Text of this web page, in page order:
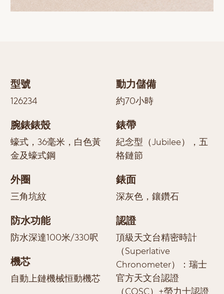
型號
126234
腕錶錶殼
蠔式，36毫米，白色黃
金及蠔式鋼
外圈
三角坑紋
防水功能
防水深達100米/330呎
機芯
自動上鏈機械恒動機芯
動力儲備
約70小時
錶帶
紀念型（Jubilee），五
格鏈節
錶面
深灰色，鑲鑽石
認證
頂級天文台精密時計
（Superlative
Chronometer）：瑞士
官方天文台認證
（COSC）+勞力士認證